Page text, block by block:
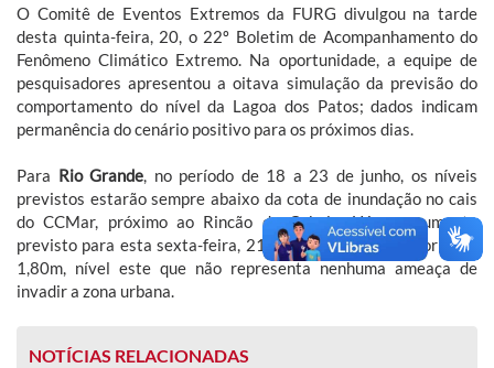
O Comitê de Eventos Extremos da FURG divulgou na tarde
desta quinta-feira, 20, o 22º Boletim de Acompanhamento do
Fenômeno Climático Extremo. Na oportunidade, a equipe de
pesquisadores apresentou a oitava simulação da previsão do
comportamento do nível da Lagoa dos Patos; dados indicam
permanência do cenário positivo para os próximos dias.
Para Rio Grande , no período de 18 a 23 de junho, os níveis
previstos estarão sempre abaixo da cota de inundação no cais
do CCMar, próximo ao Rincão da Cebola. Há um aumento
previsto para esta sexta-feira, 21, com oscilações em torno de
1,80m, nível este que não representa nenhuma ameaça de
invadir a zona urbana.
NOTÍCIAS RELACIONADAS